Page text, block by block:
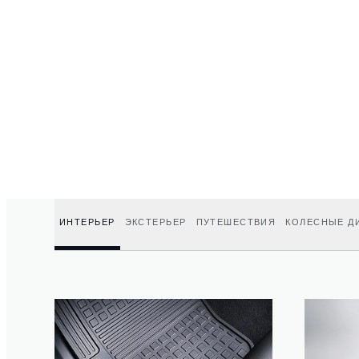
ИНТЕРЬЕР ЭКСТЕРЬЕР ПУТЕШЕСТВИЯ КОЛЕСНЫЕ